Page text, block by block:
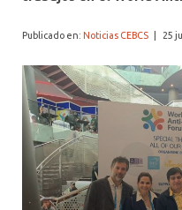
Publicado en: Noticias CEBCS 25